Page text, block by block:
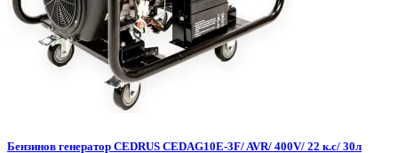
Бензинов генератор CEDRUS CEDAG10E-3F/ AVR/ 400V/ 22 к.с/ 30л